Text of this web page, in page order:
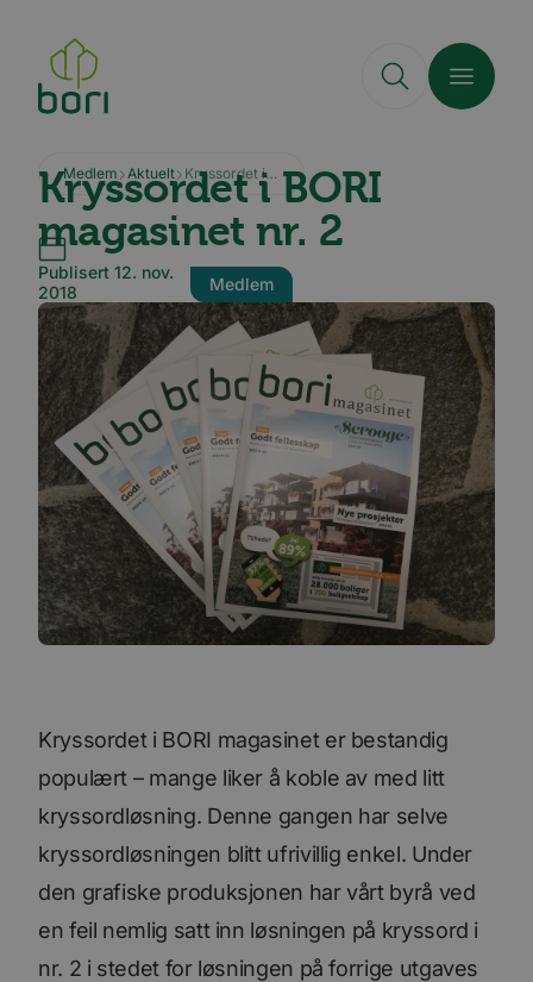
hovedinnhold
Medlem Aktuelt Kryssordet i BORI magasinet nr. 2
Kryssordet i BORI
magasinet nr. 2
Publisert 12. nov.
2018
Medlem
Kryssordet i BORI magasinet er bestandig
populært – mange liker å koble av med litt
kryssordløsning. Denne gangen har selve
kryssordløsningen blitt ufrivillig enkel. Under
den grafiske produksjonen har vårt byrå ved
en feil nemlig satt inn løsningen på kryssord i
nr. 2 i stedet for løsningen på forrige utgaves